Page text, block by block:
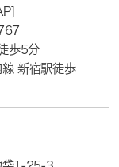
歩5分
新宿駅徒歩